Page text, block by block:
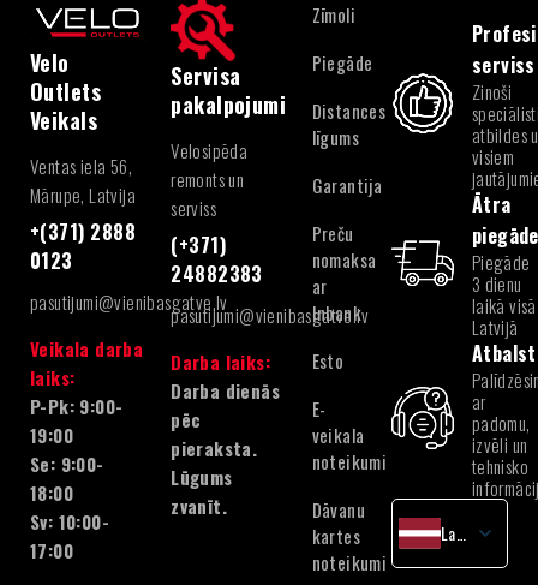
Velo
Outlets
Veikals
Ventas iela 56,
Mārupe, Latvija
+(371) 2888
0123
pasutijumi@vienibasgatve.lv
Veikala darba
laiks:
P-Pk: 9:00-
19:00
Se: 9:00-
18:00
Sv: 10:00-
17:00
Servisa
pakalpojumi
Velosipēda
remonts un
serviss
(+371)
24882383
pasutijumi@vienibasgatve.lv
Darba laiks:
Darba dienās
pēc
pieraksta.
Lūgums
zvanīt.
Zīmoli
Piegāde
Distances
līgums
Garantija
Preču
nomaksa
ar
Inbank
Esto
E-
veikala
noteikumi
Dāvanu
kartes
noteikumi
serviss
Zinoši
atbildes
visiem
Ātra
piegāde
Piegāde
3 dienu
laikā visā
Latvijā
ar
padomu,
izvēli un
tehnisko
English